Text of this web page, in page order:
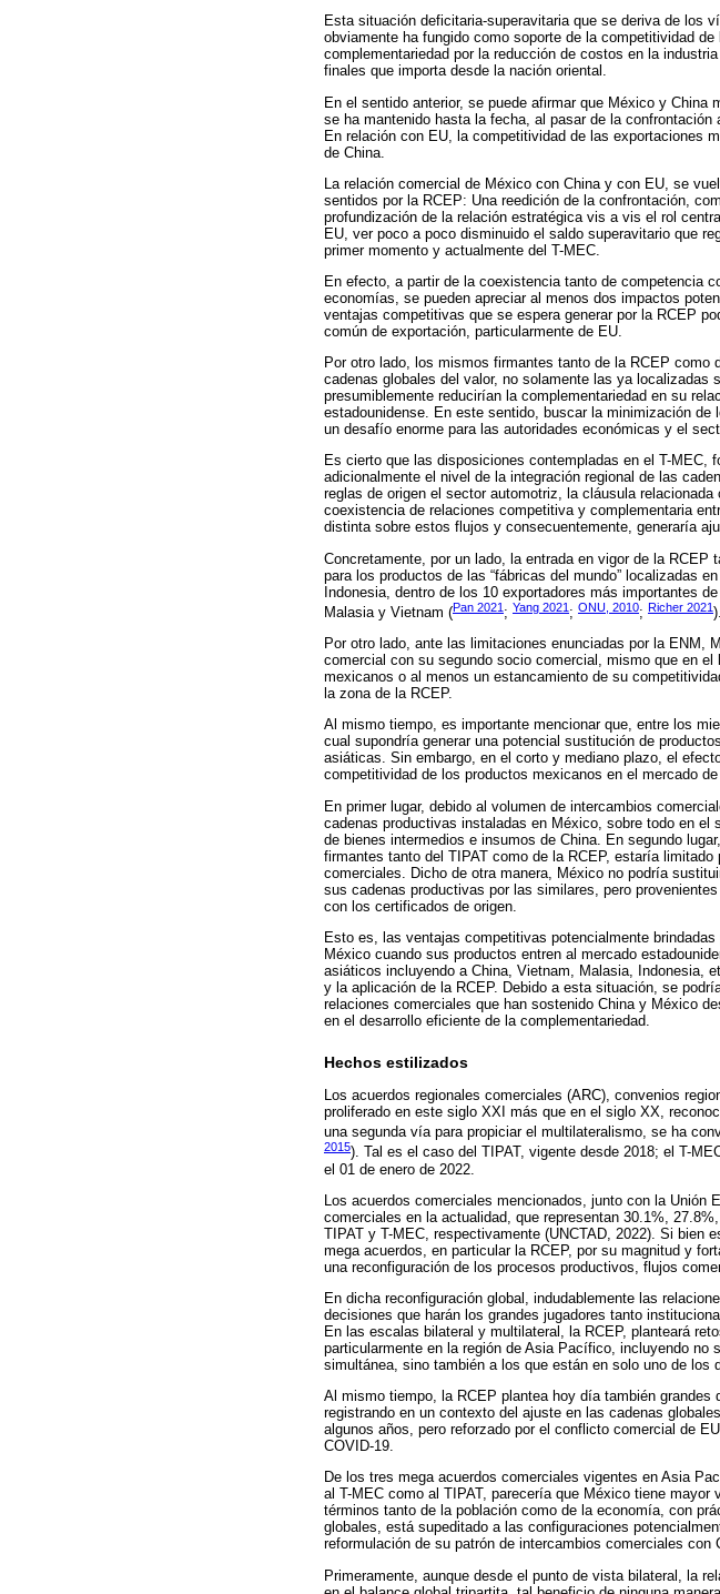
Esta situación deficitaria-superavitaria que se deriva de los
obviamente ha fungido como soporte de la competitividad
complementariedad por la reducción de costos en la
finales que importa desde la nación oriental.
En el sentido anterior, se puede afirmar que México y China
se ha mantenido hasta la fecha, al pasar de la
En relación con EU, la competitividad de las exportaciones
de China.
La relación comercial de México con China y con EU, se
sentidos por la RCEP: Una reedición de la confrontación,
profundización de la relación estratégica vis a vis el rol
EU, ver poco a poco disminuido el saldo superavitario que
primer momento y actualmente del T-MEC.
En efecto, a partir de la coexistencia tanto de competencia
economías, se pueden apreciar al menos dos impactos
ventajas competitivas que se espera generar por la RCEP
común de exportación, particularmente de EU.
Por otro lado, los mismos firmantes tanto de la RCEP
cadenas globales del valor, no solamente las ya
presumiblemente reducirían la complementariedad en su
estadounidense. En este sentido, buscar la minimización
un desafío enorme para las autoridades económicas y el
Es cierto que las disposiciones contempladas en el T-
adicionalmente el nivel de la integración regional de las
reglas de origen el sector automotriz, la cláusula
coexistencia de relaciones competitiva y complementaria
distinta sobre estos flujos y consecuentemente, generaría
Concretamente, por un lado, la entrada en vigor de la
para los productos de las “fábricas del mundo” localizadas
Indonesia, dentro de los 10 exportadores más importantes
Malasia y Vietnam (Pan 2021 ; Yang 2021 ; ONU, 2010; Richer 2021).
Por otro lado, ante las limitaciones enunciadas por la ENM,
comercial con su segundo socio comercial, mismo que en
mexicanos o al menos un estancamiento de su
la zona de la RCEP.
Al mismo tiempo, es importante mencionar que, entre los
cual supondría generar una potencial sustitución de
asiáticas. Sin embargo, en el corto y mediano plazo, el
competitividad de los productos mexicanos en el mercado
En primer lugar, debido al volumen de intercambios
cadenas productivas instaladas en México, sobre todo en el
de bienes intermedios e insumos de China. En segundo
firmantes tanto del TIPAT como de la RCEP, estaría
comerciales. Dicho de otra manera, México no podría
sus cadenas productivas por las similares, pero
con los certificados de origen.
Esto es, las ventajas competitivas potencialmente
México cuando sus productos entren al mercado
asiáticos incluyendo a China, Vietnam, Malasia, Indonesia,
y la aplicación de la RCEP. Debido a esta situación, se
relaciones comerciales que han sostenido China y México
en el desarrollo eficiente de la complementariedad.
Hechos estilizados
Los acuerdos regionales comerciales (ARC), convenios
proliferado en este siglo XXI más que en el siglo XX,
una segunda vía para propiciar el multilateralismo, se ha
2015). Tal es el caso del TIPAT, vigente desde 2018; el T-
el 01 de enero de 2022.
Los acuerdos comerciales mencionados, junto con la
comerciales en la actualidad, que representan 30.1%,
TIPAT y T-MEC, respectivamente (UNCTAD, 2022). Si bien
mega acuerdos, en particular la RCEP, por su magnitud y
una reconfiguración de los procesos productivos, flujos
En dicha reconfiguración global, indudablemente las
decisiones que harán los grandes jugadores tanto
En las escalas bilateral y multilateral, la RCEP, planteará
particularmente en la región de Asia Pacífico, incluyendo
simultánea, sino también a los que están en solo uno de los
Al mismo tiempo, la RCEP plantea hoy día también
registrando en un contexto del ajuste en las cadenas
algunos años, pero reforzado por el conflicto comercial de
COVID-19.
De los tres mega acuerdos comerciales vigentes en Asia
al T-MEC como al TIPAT, parecería que México tiene
términos tanto de la población como de la economía, con
globales, está supeditado a las configuraciones
reformulación de su patrón de intercambios comerciales con
Primeramente, aunque desde el punto de vista bilateral, la